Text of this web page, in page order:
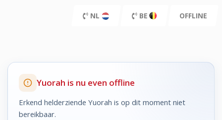
NL BE OFFLINE
Yuorah is nu even offline
Erkend helderziende Yuorah is op dit moment niet
bereikbaar.